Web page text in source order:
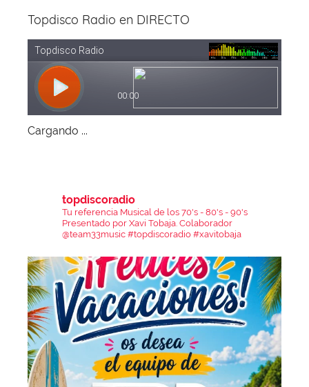
Topdisco Radio en DIRECTO
Cargando ...
topdiscoradio
Tu referencia Musical de los 70's - 80's - 90's
Presentado por Xavi Tobaja. Colaborador
@team33music #topdiscoradio #xavitobaja